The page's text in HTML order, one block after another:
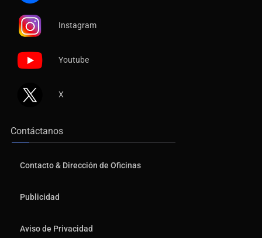
Instagram
Youtube
X
Contáctanos
Contacto & Dirección de Oficinas
Publicidad
Aviso de Privacidad